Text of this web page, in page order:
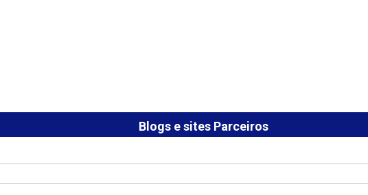
Blogs e sites Parceiros